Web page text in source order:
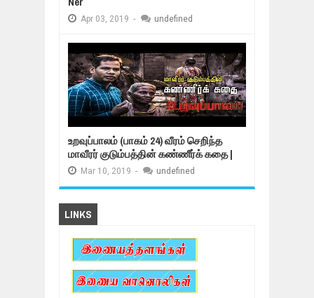
Apr 03, 2019 - undefined
உறவுப்பாலம் (பாகம் 24) வீரம் செறிந்த
மாவீரர் குடும்பத்தின் கண்ணீர்க் கதை |
Mar 10, 2019 - undefined
LINKS